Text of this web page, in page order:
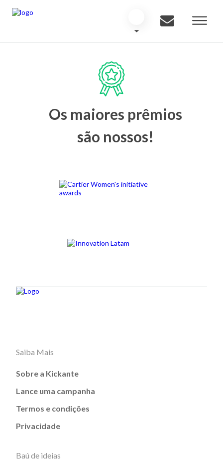
Os maiores prêmios
são nossos!
Saiba Mais
Sobre a Kickante
Lance uma campanha
Termos e condições
Privacidade
Baú de ideias